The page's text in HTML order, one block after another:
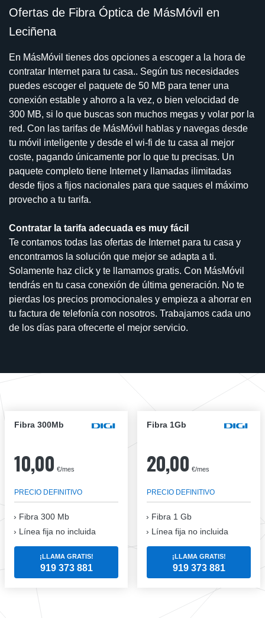
Ofertas de Fibra Óptica de MásMóvil en
Leciñena
En MásMóvil tienes dos opciones a escoger a la hora de
contratar Internet para tu casa.. Según tus necesidades
puedes escoger el paquete de 50 MB para tener una
conexión estable y ahorro a la vez, o bien velocidad de
300 MB, si lo que buscas son muchos megas y volar por la
red. Con las tarifas de MásMóvil hablas y navegas desde
tu móvil inteligente y desde el wi-fi de tu casa al mejor
coste, pagando únicamente por lo que tu precisas. Un
paquete completo tiene Internet y llamadas ilimitadas
desde fijos a fijos nacionales para que saques el máximo
provecho a tu tarifa.
Contratar la tarifa adecuada es muy fácil
Te contamos todas las ofertas de Internet para tu casa y
encontramos la solución que mejor se adapta a ti.
Solamente haz click y te llamamos gratis. Con MásMóvil
tendrás en tu casa conexión de última generación. No te
pierdas los precios promocionales y empieza a ahorrar en
tu factura de telefonía con nosotros. Trabajamos cada uno
de los días para ofrecerte el mejor servicio.
Fibra 300Mb
10,00 €/mes
PRECIO DEFINITIVO
Fibra 300 Mb
Línea fija no incluida
¡LLAMA GRATIS!
919 373 881
Fibra 1Gb
20,00 €/mes
PRECIO DEFINITIVO
Fibra 1 Gb
Línea fija no incluida
¡LLAMA GRATIS!
919 373 881